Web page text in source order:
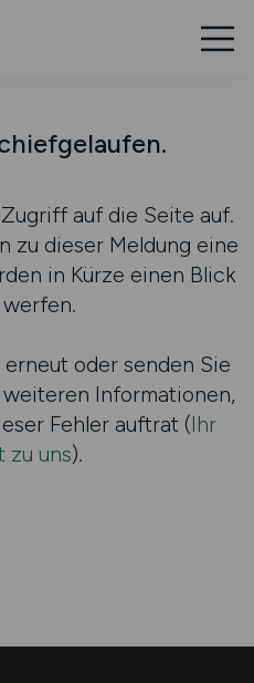
auf die Seite auf.
zu dieser Meldung eine
in Kürze einen Blick
oder senden Sie
Informationen,
Fehler auftrat (Ihr
zu uns).